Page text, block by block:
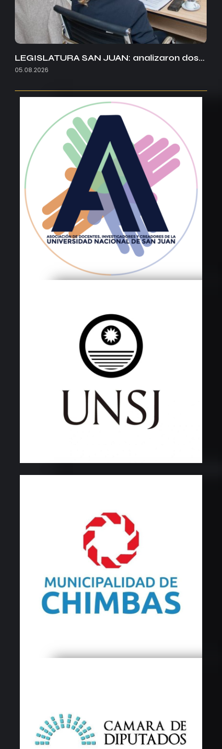
LEGISLATURA SAN JUAN: analizaron dos…
05.08.2026